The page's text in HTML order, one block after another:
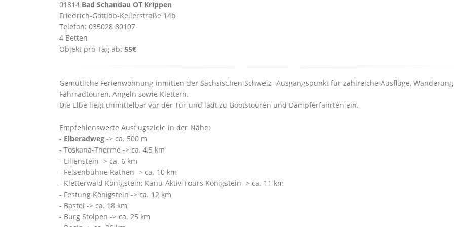
01814 Bad Schandau OT Krippen
Friedrich-Gottlob-Kellerstraße 14b
Telefon: 035028 80107
4 Betten
Objekt pro Tag ab: 55€
Gemütliche Ferienwohnung inmitten der Sächsischen Schweiz- Ausgangspunkt für zahlreiche Ausflüge,
Fahrradtouren, Angeln sowie Klettern.
Die Elbe liegt unmittelbar vor der Tür und lädt zu Bootstouren und Dampferfahrten ein.
Empfehlenswerte Ausflugsziele in der Nähe:
- Elberadweg -> ca. 500 m
- Toskana-Therme -> ca. 4,5 km
- Lilienstein -> ca. 6 km
- Felsenbühne Rathen -> ca. 10 km
- Kletterwald Königstein; Kanu-Aktiv-Tours Königstein -> ca. 11 km
- Festung Königstein -> ca. 12 km
- Bastei -> ca. 18 km
- Burg Stolpen -> ca. 25 km